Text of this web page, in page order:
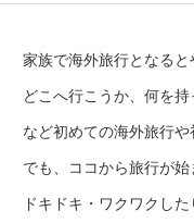
家族で海外旅行となると
どこへ行こうか、何を持
など初めての海外旅行や
でも、ココから旅行が始
ドキドキ・ワクワクした